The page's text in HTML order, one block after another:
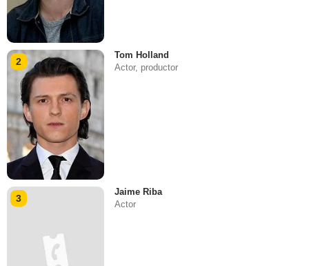
2
Tom Holland
Actor, productor
3
Jaime Riba
Actor